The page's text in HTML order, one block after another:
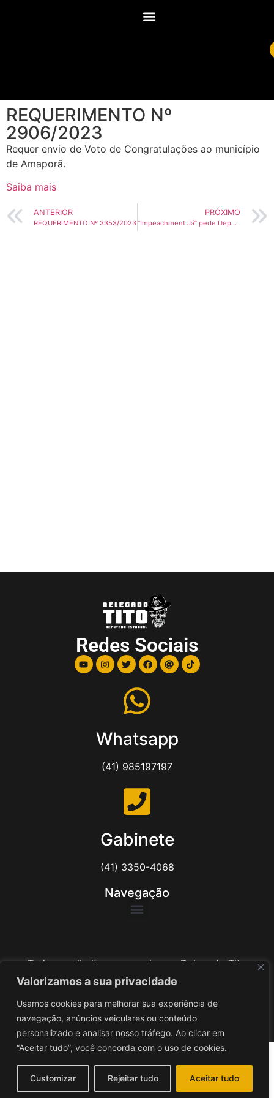
Valorizamos a sua privacidade
Usamos cookies para melhorar sua experiência de
navegação, anúncios veiculares ou conteúdo
personalizado e analisar nosso tráfego. Ao clicar em
“Aceitar tudo”, você concorda com o uso de cookies.
Customizar Rejeitar tudo Aceitar tudo
REQUERIMENTO Nº
2906/2023
Requer envio de Voto de Congratulações ao município
de Amaporã.
Saiba mais
ANTERIOR
REQUERIMENTO Nº 3353/2023
PRÓXIMO
“Impeachment Já” pede Deputado Delegado Tito Barichello em tribuna na ALEP
Redes Sociais
Whatsapp
(41) 985197197
Gabinete
(41) 3350-4068
Navegação
Todos os direitos reservados ao Delegado Tito
Barichello
Desenvolvido poriv3